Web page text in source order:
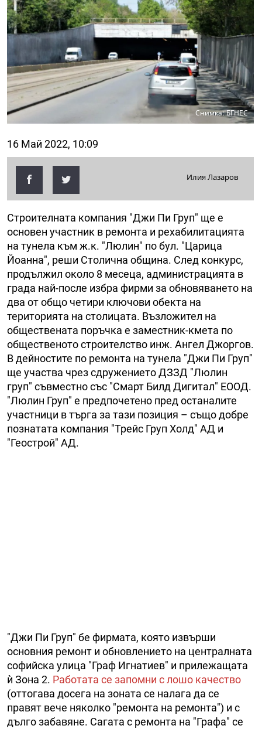
Снимка: БГНЕС
16 Май 2022, 10:09
Илия Лазаров
Строителната компания "Джи Пи Груп" ще е
основен участник в ремонта и рехабилитацията
на тунела към ж.к. "Люлин" по бул. "Царица
Йоанна", реши Столична община. След конкурс,
продължил около 8 месеца, администрацията в
града най-после избра фирми за обновяването на
два от общо четири ключови обекта на
територията на столицата. Възложител на
обществената поръчка е заместник-кмета по
общественото строителство инж. Ангел Джоргов.
В дейностите по ремонта на тунела "Джи Пи Груп"
ще участва чрез сдружението ДЗЗД "Люлин
груп" съвместно със "Смарт Билд Дигитал" ЕООД.
"Люлин Груп" е предпочетено пред останалите
участници в търга за тази позиция – също добре
познатата компания "Трейс Груп Холд" АД и
"Геострой" АД.
"Джи Пи Груп" бе фирмата, която извърши
основния ремонт и обновлението на централната
софийска улица "Граф Игнатиев" и прилежащата
ѝ Зона 2. Работата се запомни с лошо качество
(оттогава досега на зоната се налага да се
правят вече няколко "ремонта на ремонта") и с
дълго забавяне. Сагата с ремонта на "Графа" се